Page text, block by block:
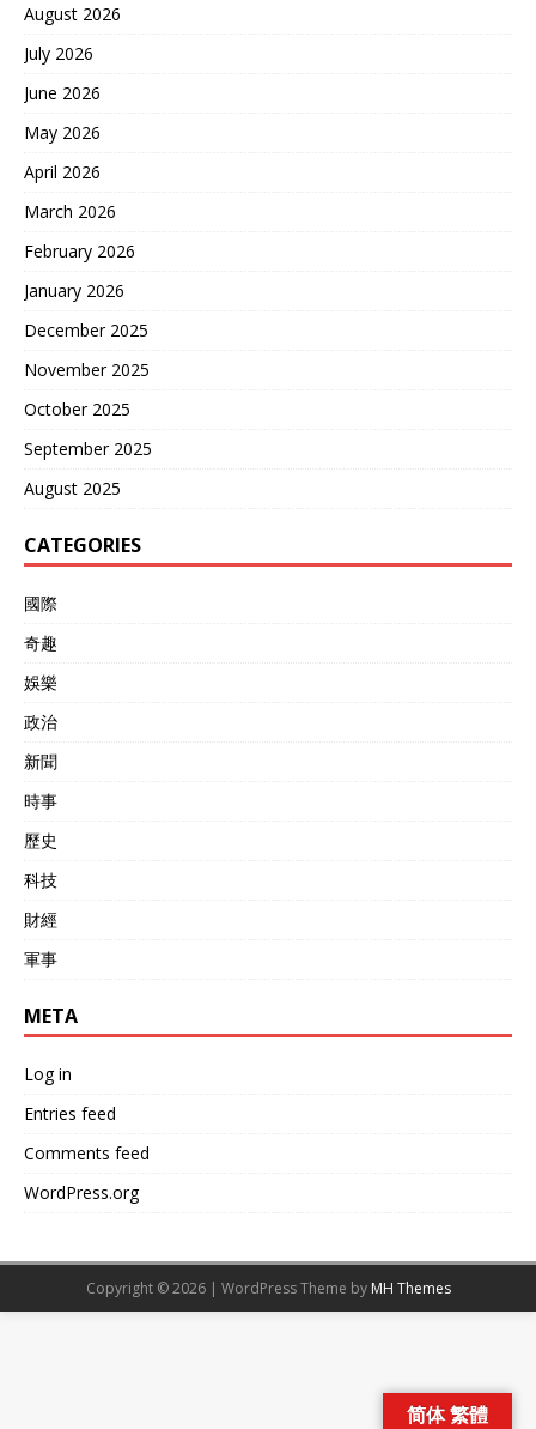
August 2026
July 2026
June 2026
May 2026
April 2026
March 2026
February 2026
January 2026
December 2025
November 2025
October 2025
September 2025
August 2025
CATEGORIES
國際
奇趣
娛樂
政治
新聞
時事
歷史
科技
財經
軍事
META
Log in
Entries feed
Comments feed
WordPress.org
Copyright © 2026 | WordPress Theme by MH Themes
简体 繁體